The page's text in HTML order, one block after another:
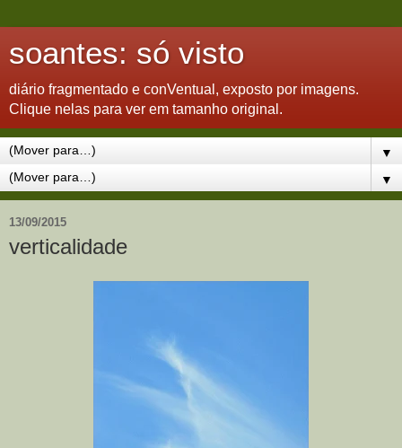
soantes: só visto
diário fragmentado e conVentual, exposto por imagens.
Clique nelas para ver em tamanho original.
▼
▼
13/09/2015
verticalidade